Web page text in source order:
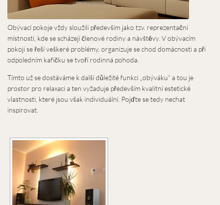
Obývací pokoje vždy sloužili především jako tzv. reprezentační
místnosti, kde se scházejí členové rodiny a návštěvy. V obývacím
pokoji se řeší veškeré problémy, organizuje se chod domácnosti a při
odpoledním kafíčku se tvoří rodinná pohoda.
Tímto už se dostáváme k další důležité funkci „obýváku“ a tou je
prostor pro relaxaci a ten vyžaduje především kvalitní estetické
vlastnosti, které jsou však individuální. Pojďte se tedy nechat
inspirovat.